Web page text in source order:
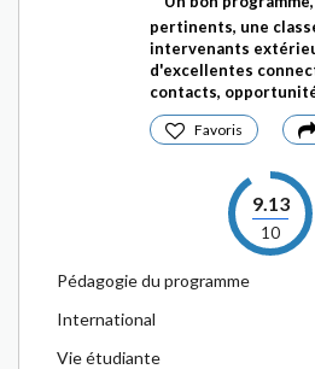
pertinents, une
intervenants
d'excellentes
contacts,
Favoris
9.13
10
Pédagogie du programme
International
Vie étudiante